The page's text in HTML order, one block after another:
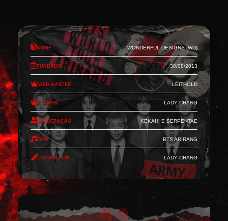
Nome Wonderful Designs (WD)
Fundado 30/08/2013
Web-Master Leithold
Co-Web Lady-Chang
Moderação Kekahi e Serpentae
Feat BTS Arirang
Layout por Lady-Chang